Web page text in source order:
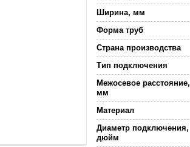
Ширина, мм
Форма труб
Страна производства
Тип подключения
Межосевое расстояние,
мм
Материал
Диаметр подключения,
дюйм